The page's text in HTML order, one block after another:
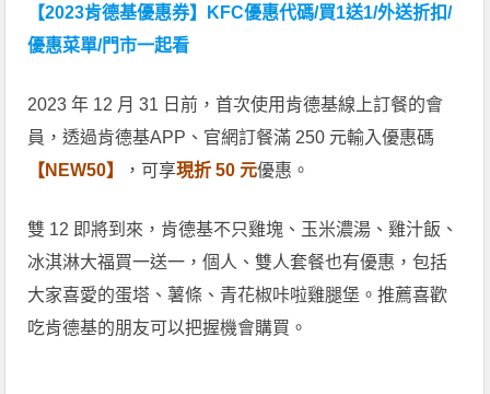
【2023肯德基優惠券】KFC優惠代碼/買1送1/外送折扣/
優惠菜單/門市一起看
2023 年 12 月 31 日前，首次使用肯德基線上訂餐的會
員，透過肯德基APP、官網訂餐滿 250 元輸入優惠碼
【NEW50】
，可享現折 50 元優惠。
雙 12 即將到來，肯德基不只雞塊、玉米濃湯、雞汁飯、
冰淇淋大福買一送一，個人、雙人套餐也有優惠，包括
大家喜愛的蛋塔、薯條、青花椒咔啦雞腿堡。推薦喜歡
吃肯德基的朋友可以把握機會購買。